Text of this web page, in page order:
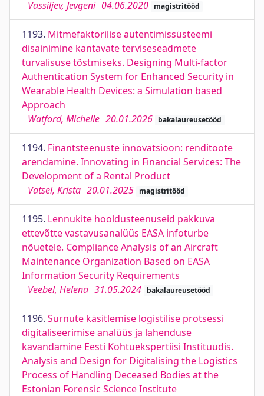
Vassiljev, Jevgeni 04.06.2020 magistritööd
1193. Mitmefaktorilise autentimissüsteemi
disainimine kantavate terviseseadmete
turvalisuse tõstmiseks. Designing Multi-factor
Authentication System for Enhanced Security in
Wearable Health Devices: a Simulation based
Approach
Watford, Michelle 20.01.2026 bakalaureusetööd
1194. Finantsteenuste innovatsioon: renditoote
arendamine. Innovating in Financial Services: The
Development of a Rental Product
Vatsel, Krista 20.01.2025 magistritööd
1195. Lennukite hooldusteenuseid pakkuva
ettevõtte vastavusanalüüs EASA infoturbe
nõuetele. Compliance Analysis of an Aircraft
Maintenance Organization Based on EASA
Information Security Requirements
Veebel, Helena 31.05.2024 bakalaureusetööd
1196. Surnute käsitlemise logistilise protsessi
digitaliseerimise analüüs ja lahenduse
kavandamine Eesti Kohtuekspertiisi Instituudis.
Analysis and Design for Digitalising the Logistics
Process of Handling Deceased Bodies at the
Estonian Forensic Science Institute